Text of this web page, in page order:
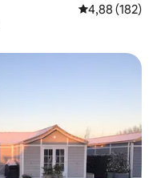
Gemiddelde
4,88 (182)